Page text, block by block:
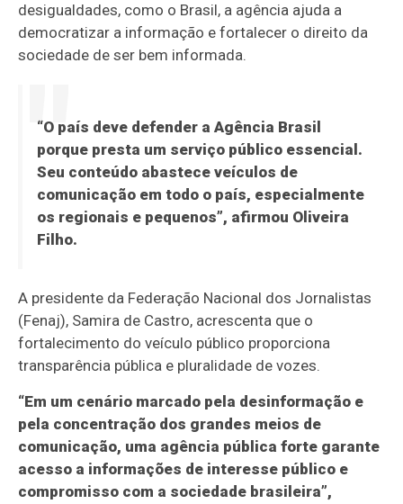
desigualdades, como o Brasil, a agência ajuda a
democratizar a informação e fortalecer o direito da
sociedade de ser bem informada.
“O país deve defender a Agência Brasil
porque presta um serviço público essencial.
Seu conteúdo abastece veículos de
comunicação em todo o país, especialmente
os regionais e pequenos”, afirmou Oliveira
Filho.
A presidente da Federação Nacional dos Jornalistas
(Fenaj), Samira de Castro, acrescenta que o
fortalecimento do veículo público proporciona
transparência pública e pluralidade de vozes.
“Em um cenário marcado pela desinformação e
pela concentração dos grandes meios de
comunicação, uma agência pública forte garante
acesso a informações de interesse público e
compromisso com a sociedade brasileira”,